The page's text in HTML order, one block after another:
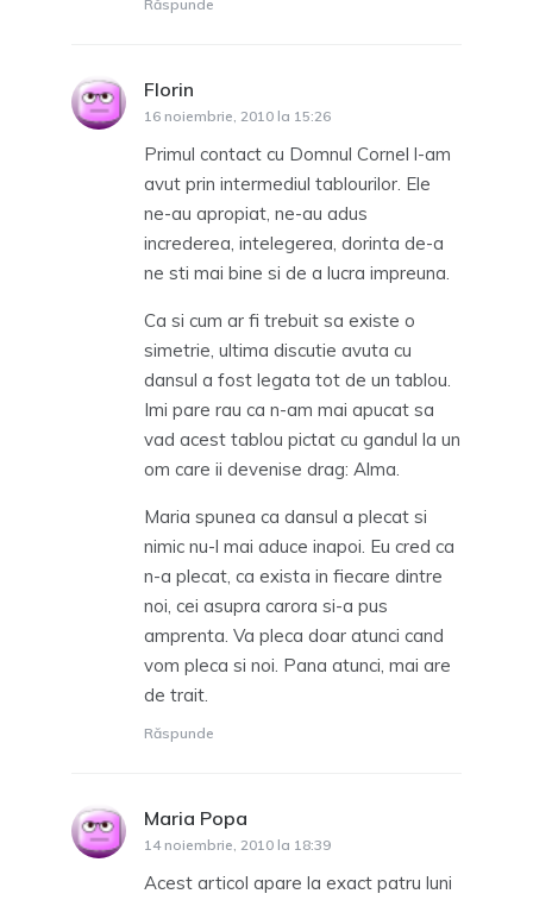
Răspunde
Florin
16 noiembrie, 2010 la 15:26
Primul contact cu Domnul Cornel l-am
avut prin intermediul tablourilor. Ele
ne-au apropiat, ne-au adus
increderea, intelegerea, dorinta de-a
ne sti mai bine si de a lucra impreuna.
Ca si cum ar fi trebuit sa existe o
simetrie, ultima discutie avuta cu
dansul a fost legata tot de un tablou.
Imi pare rau ca n-am mai apucat sa
vad acest tablou pictat cu gandul la un
om care ii devenise drag: Alma.
Maria spunea ca dansul a plecat si
nimic nu-l mai aduce inapoi. Eu cred ca
n-a plecat, ca exista in fiecare dintre
noi, cei asupra carora si-a pus
amprenta. Va pleca doar atunci cand
vom pleca si noi. Pana atunci, mai are
de trait.
Răspunde
Maria Popa
14 noiembrie, 2010 la 18:39
Acest articol apare la exact patru luni